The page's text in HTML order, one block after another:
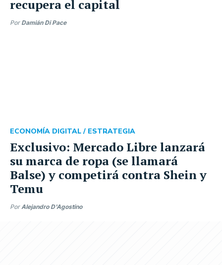
recupera el capital
Por Damián Di Pace
Exclusivo: Mercado Libre lanzará
su marca de ropa (se llamará
Balse) y competirá contra Shein y
Temu
ECONOMÍA DIGITAL / ESTRATEGIA
PorAlejandro D'Agostino